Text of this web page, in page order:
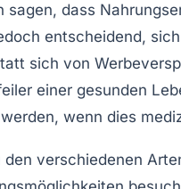
sagen, dass
entscheidend,
sich von
einer gesunden
wenn dies
verschiedenen